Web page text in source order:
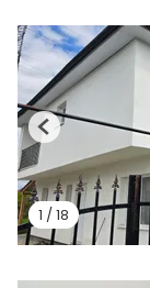
1 /18
Previous